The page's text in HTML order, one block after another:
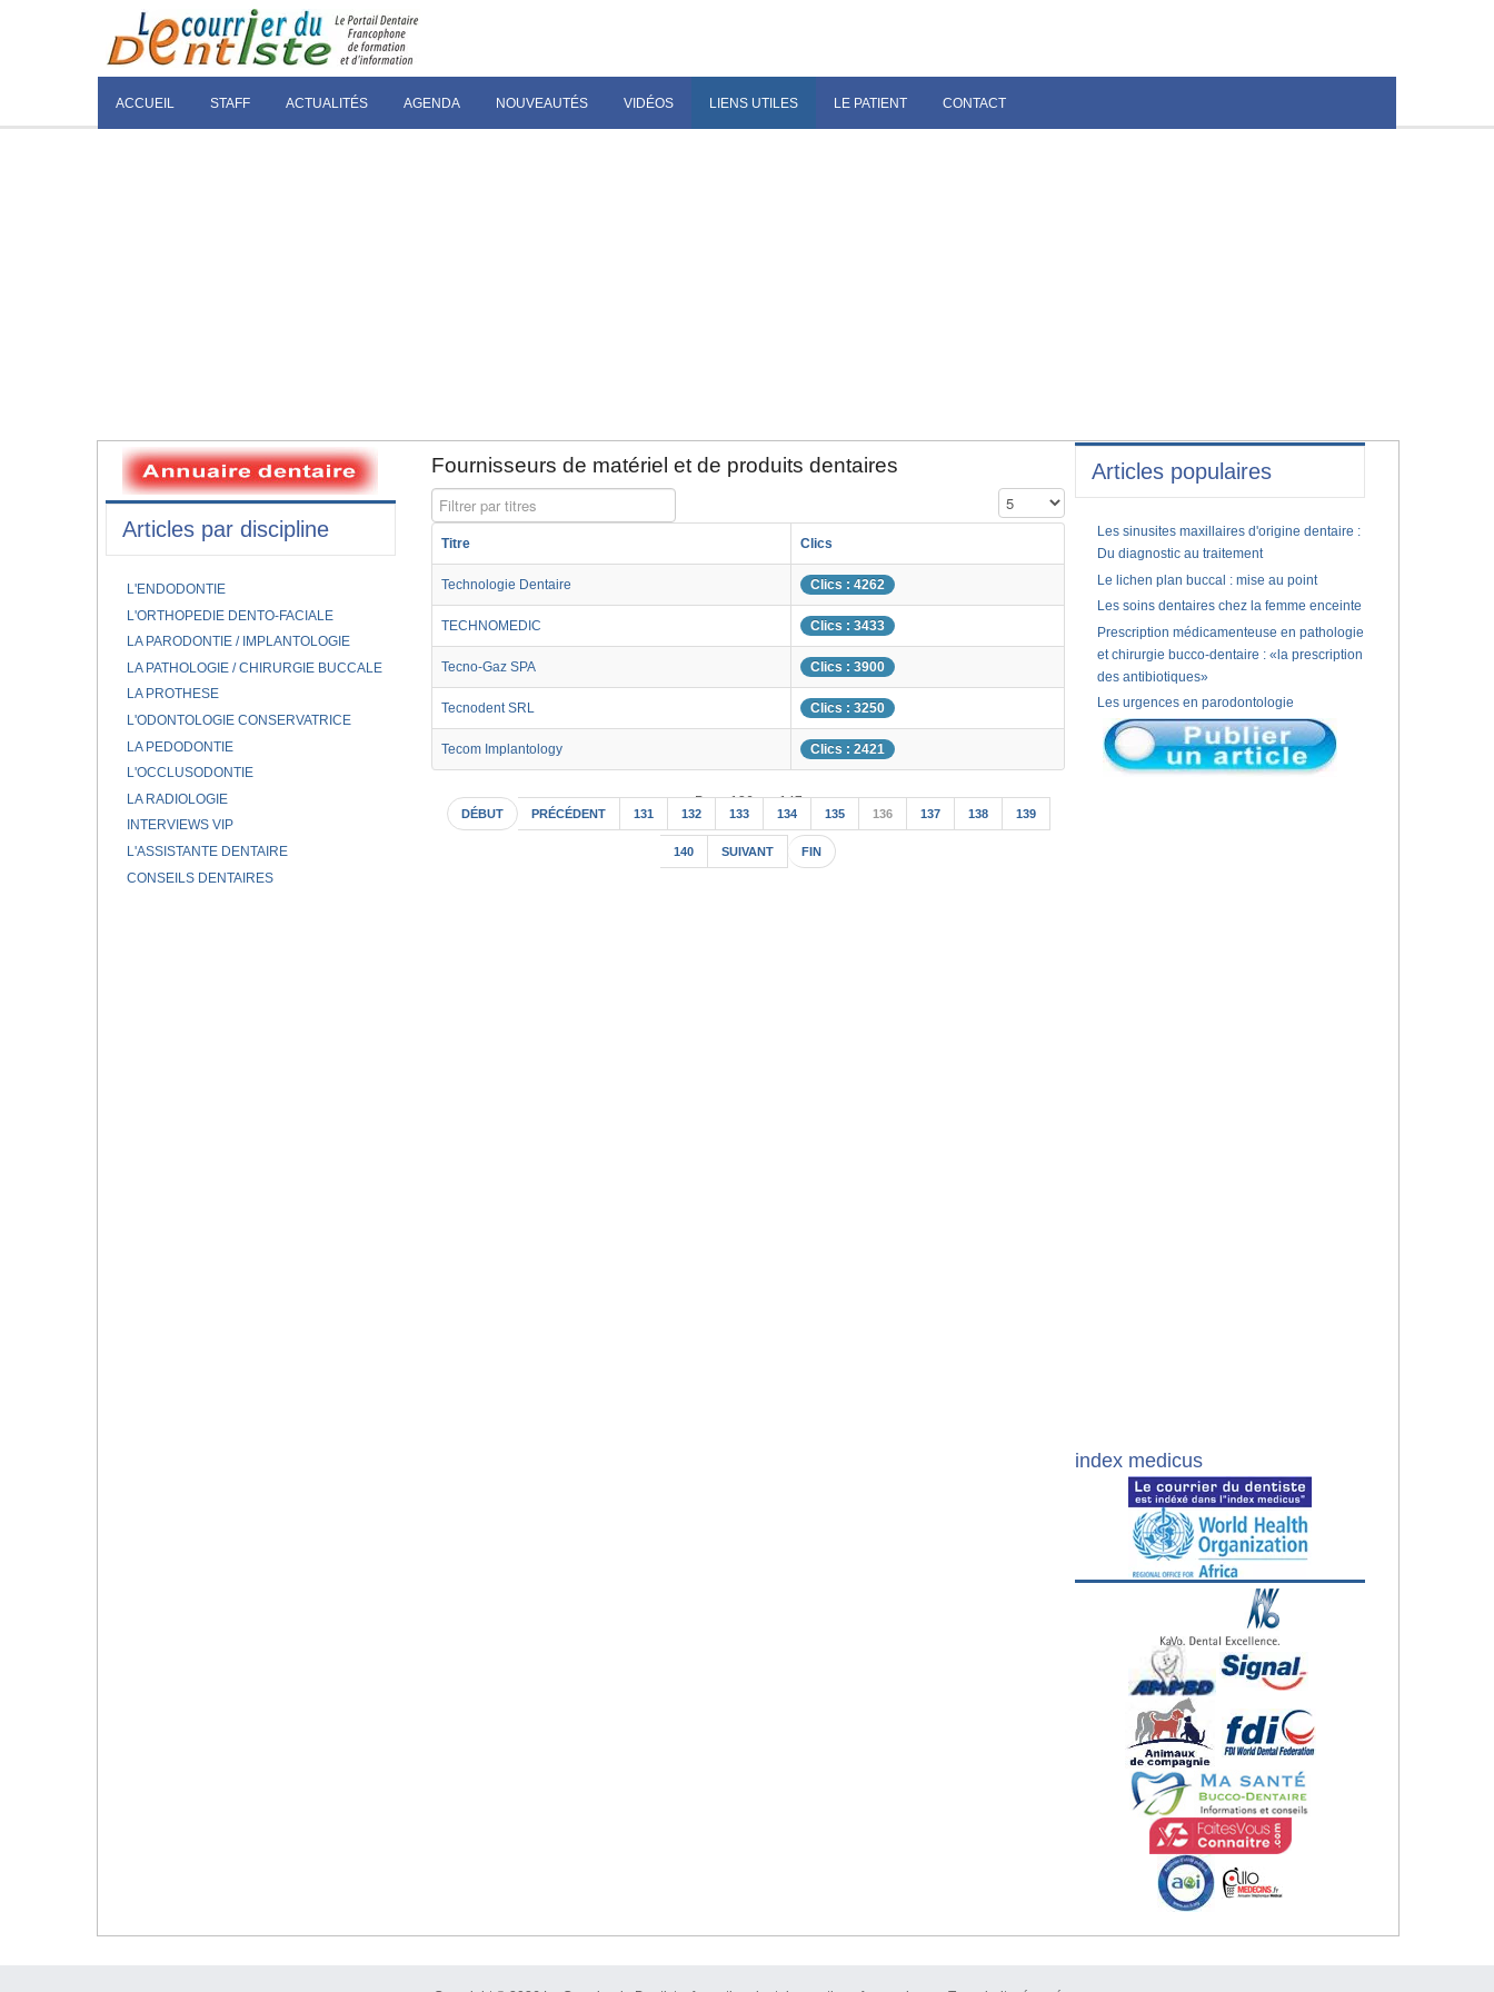
ACCUEIL STAFF ACTUALITÉS AGENDA NOUVEAUTÉS VIDÉOS LIENS UTILES LE PATIENT CONTACT
Fournisseurs de matériel et de produits dentaires
Filtrer par titres Affichage #
Titre Clics
Technologie Dentaire Clics : 4262
TECHNOMEDIC Clics : 3433
Tecno-Gaz SPA Clics : 3900
Tecnodent SRL Clics : 3250
Tecom Implantology Clics : 2421
Page 136 sur 147
DÉBUT PRÉCÉDENT 131 132 133 134 135 136 137 138 139
140 SUIVANT FIN
Articles par discipline
L'ENDODONTIE
L'ORTHOPEDIE DENTO-FACIALE
LA PARODONTIE / IMPLANTOLOGIE
LA PATHOLOGIE / CHIRURGIE BUCCALE
LA PROTHESE
L'ODONTOLOGIE CONSERVATRICE
LA PEDODONTIE
L'OCCLUSODONTIE
LA RADIOLOGIE
INTERVIEWS VIP
L'ASSISTANTE DENTAIRE
CONSEILS DENTAIRES
Articles populaires
Les sinusites maxillaires d'origine dentaire :
Du diagnostic au traitement
Le lichen plan buccal : mise au point
Les soins dentaires chez la femme enceinte
Prescription médicamenteuse en pathologie
et chirurgie bucco-dentaire : «la prescription
des antibiotiques»
Les urgences en parodontologie
index medicus